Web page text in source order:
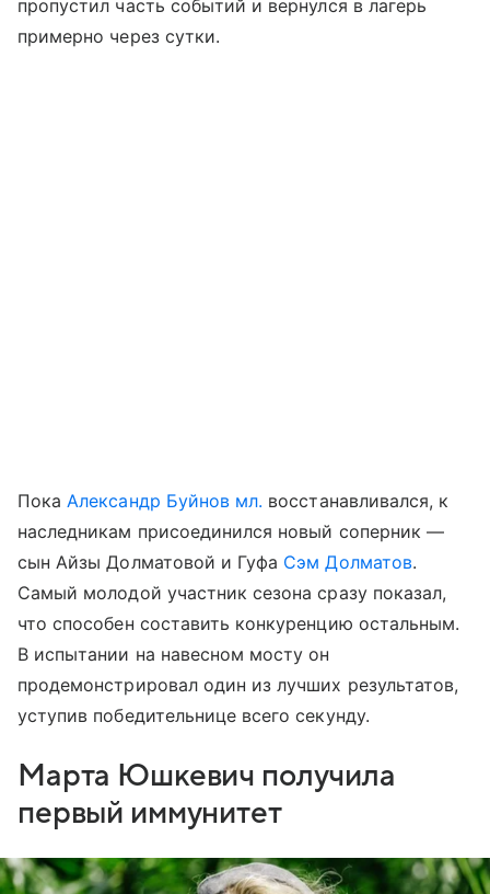
пропустил часть событий и вернулся в лагерь
примерно через сутки.
ПокаАлександр Буйнов мл. восстанавливался, к
наследникам присоединился новый соперник —
сын Айзы Долматовой и Гуфа Сэм Долматов.
Самый молодой участник сезона сразу показал,
что способен составить конкуренцию остальным.
В испытании на навесном мосту он
продемонстрировал один из лучших результатов,
уступив победительнице всего секунду.
Марта Юшкевич получила
первый иммунитет